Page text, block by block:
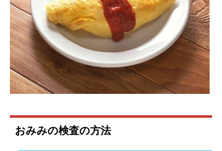
おみみの検査の方法